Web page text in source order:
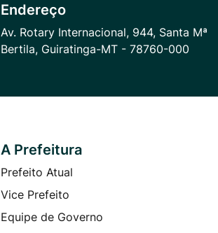
Whatsapp
Radar
Transparência
Instagram
Endereço
Av. Rotary Internacional, 944, Santa Mª
Bertila, Guiratinga-MT - 78760-000
A Prefeitura
Prefeito Atual
Vice Prefeito
Equipe de Governo